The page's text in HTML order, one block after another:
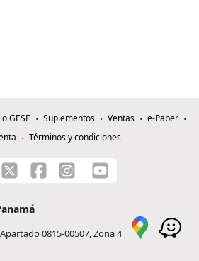
GESE Suplementos Ventas
e-Paper
Términos y condiciones
0815-00507, Zona 4